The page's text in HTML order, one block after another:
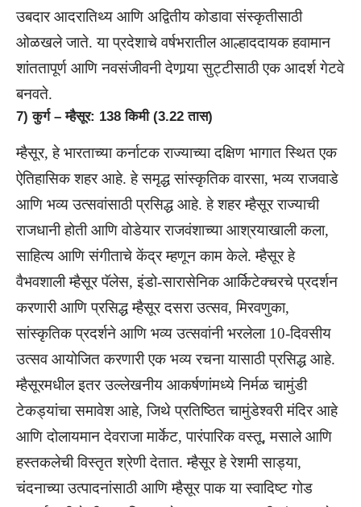
उबदार आदरातिथ्य आणि अद्वितीय कोडावा संस्कृतीसाठी
ओळखले जाते. या प्रदेशाचे वर्षभरातील आल्हाददायक हवामान
शांततापूर्ण आणि नवसंजीवनी देणार्‍या सुट्टीसाठी एक आदर्श गेटवे
बनवते.
7) कुर्ग – म्हैसूर: 138 किमी (3.22 तास)
म्हैसूर, हे भारताच्या कर्नाटक राज्याच्या दक्षिण भागात स्थित एक
ऐतिहासिक शहर आहे. हे समृद्ध सांस्कृतिक वारसा, भव्य राजवाडे
आणि भव्य उत्सवांसाठी प्रसिद्ध आहे. हे शहर म्हैसूर राज्याची
राजधानी होती आणि वोडेयार राजवंशाच्या आश्रयाखाली कला,
साहित्य आणि संगीताचे केंद्र म्हणून काम केले. म्हैसूर हे
वैभवशाली म्हैसूर पॅलेस, इंडो-सारासेनिक आर्किटेक्चरचे प्रदर्शन
करणारी आणि प्रसिद्ध म्हैसूर दसरा उत्सव, मिरवणुका,
सांस्कृतिक प्रदर्शने आणि भव्य उत्सवांनी भरलेला 10-दिवसीय
उत्सव आयोजित करणारी एक भव्य रचना यासाठी प्रसिद्ध आहे.
म्हैसूरमधील इतर उल्लेखनीय आकर्षणांमध्ये निर्मळ चामुंडी
टेकड्यांचा समावेश आहे, जिथे प्रतिष्ठित चामुंडेश्वरी मंदिर आहे
आणि दोलायमान देवराजा मार्केट, पारंपारिक वस्तू, मसाले आणि
हस्तकलेची विस्तृत श्रेणी देतात. म्हैसूर हे रेशमी साड्या,
चंदनाच्या उत्पादनांसाठी आणि म्हैसूर पाक या स्वादिष्ट गोड